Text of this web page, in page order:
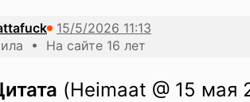
• На сайте 16 лет
(Heimaat @ 15 мая